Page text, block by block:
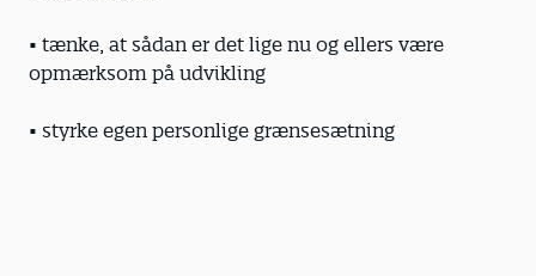
• tænke, at sådan er det lige nu og ellers være
opmærksom på udvikling
• styrke egen personlige grænsesætning